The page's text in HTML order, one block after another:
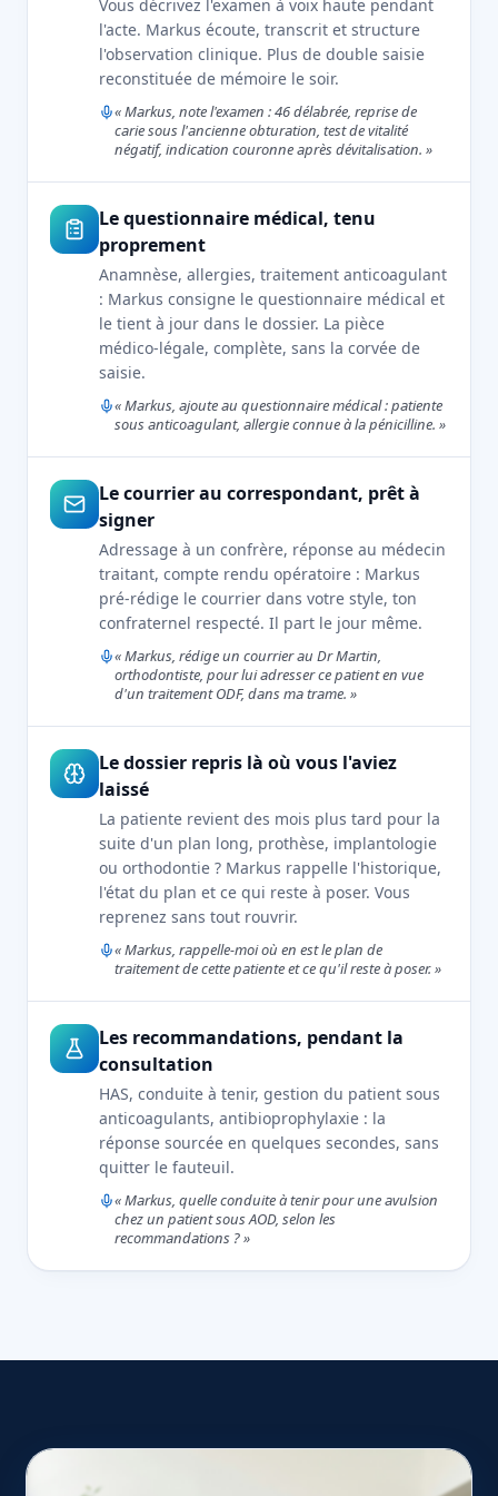
Vous décrivez l'examen à voix haute pendant
l'acte. Markus écoute, transcrit et structure
l'observation clinique. Plus de double saisie
reconstituée de mémoire le soir.
« Markus, note l'examen : 46 délabrée, reprise de
carie sous l'ancienne obturation, test de vitalité
négatif, indication couronne après dévitalisation. »
Le questionnaire médical, tenu
proprement
Anamnèse, allergies, traitement anticoagulant
: Markus consigne le questionnaire médical et
le tient à jour dans le dossier. La pièce
médico-légale, complète, sans la corvée de
saisie.
« Markus, ajoute au questionnaire médical : patiente
sous anticoagulant, allergie connue à la pénicilline. »
Le courrier au correspondant, prêt à
signer
Adressage à un confrère, réponse au médecin
traitant, compte rendu opératoire : Markus
pré-rédige le courrier dans votre style, ton
confraternel respecté. Il part le jour même.
« Markus, rédige un courrier au Dr Martin,
orthodontiste, pour lui adresser ce patient en vue
d'un traitement ODF, dans ma trame. »
Le dossier repris là où vous l'aviez
laissé
La patiente revient des mois plus tard pour la
suite d'un plan long, prothèse, implantologie
ou orthodontie ? Markus rappelle l'historique,
l'état du plan et ce qui reste à poser. Vous
reprenez sans tout rouvrir.
« Markus, rappelle-moi où en est le plan de
traitement de cette patiente et ce qu'il reste à poser. »
Les recommandations, pendant la
consultation
HAS, conduite à tenir, gestion du patient sous
anticoagulants, antibioprophylaxie : la
réponse sourcée en quelques secondes, sans
quitter le fauteuil.
« Markus, quelle conduite à tenir pour une avulsion
chez un patient sous AOD, selon les
recommandations ? »